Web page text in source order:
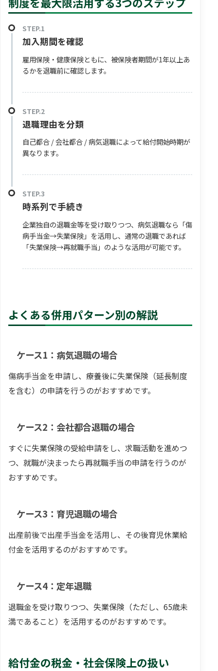
加入期間を確認
雇用保険・健康保険ともに、被保険者期間が1年以上あ
るかを退職前に確認します。
退職理由を分類
自己都合 / 会社都合 / 病気退職によって給付開始時期が
異なります。
時系列で手続き
企業独自の退職金等を受け取りつつ、病気退職なら「傷
病手当金→失業保険」を活用し、通常の退職であれば
「失業保険→再就職手当」のような活用が可能です。
よくある併用パターン別の解説
ケース1：病気退職の場合
傷病手当金を申請し、療養後に失業保険（延長制度
を含む）の申請を行うのがおすすめです。
ケース2：会社都合退職の場合
すぐに失業保険の受給申請をし、求職活動を進めつ
つ、就職が決まったら再就職手当の申請を行うのが
おすすめです。
ケース3：育児退職の場合
出産前後で出産手当金を活用し、その後育児休業給
付金を活用するのがおすすめです。
ケース4：定年退職
退職金を受け取りつつ、失業保険（ただし、65歳未
満であること）を活用するのがおすすめです。
給付金の税金・社会保険上の扱い